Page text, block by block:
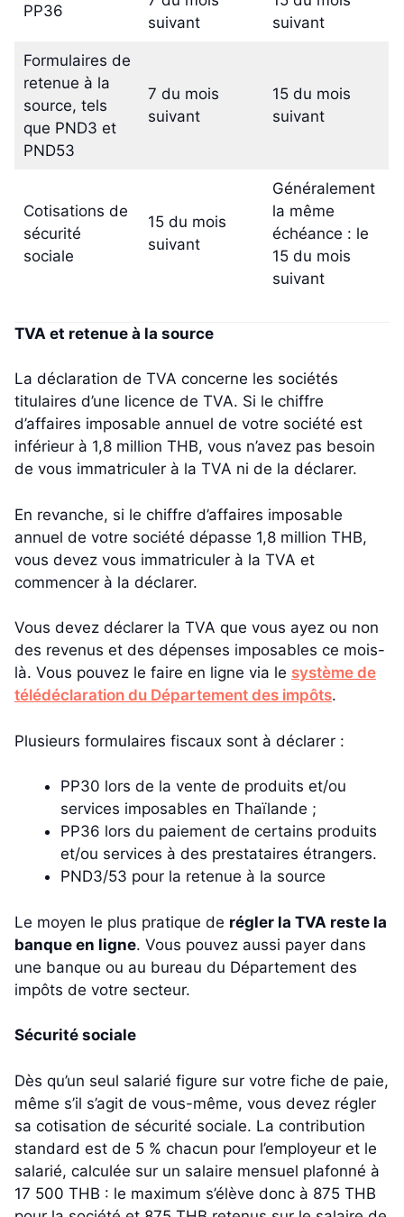
PP36
suivant
suivant
Formulaires de
retenue à la
source, tels
que PND3 et
PND53
7 du mois
suivant
15 du mois
suivant
Cotisations de
sécurité
sociale
15 du mois
suivant
Généralement
la même
échéance : le
15 du mois
suivant
TVA et retenue à la source
La déclaration de TVA concerne les sociétés
titulaires d’une licence de TVA. Si le chiffre
d’affaires imposable annuel de votre société est
inférieur à 1,8 million THB, vous n’avez pas besoin
de vous immatriculer à la TVA ni de la déclarer.
En revanche, si le chiffre d’affaires imposable
annuel de votre société dépasse 1,8 million THB,
vous devez vous immatriculer à la TVA et
commencer à la déclarer.
Vous devez déclarer la TVA que vous ayez ou non
des revenus et des dépenses imposables ce mois-
là. Vous pouvez le faire en ligne via le système de
télédéclaration du Département des impôts.
Plusieurs formulaires fiscaux sont à déclarer :
PP30 lors de la vente de produits et/ou
services imposables en Thaïlande ;
PP36 lors du paiement de certains produits
et/ou services à des prestataires étrangers.
PND3/53 pour la retenue à la source
Le moyen le plus pratique de régler la TVA reste la
banque en ligne. Vous pouvez aussi payer dans
une banque ou au bureau du Département des
impôts de votre secteur.
Sécurité sociale
Dès qu’un seul salarié figure sur votre fiche de paie,
même s’il s’agit de vous-même, vous devez régler
sa cotisation de sécurité sociale. La contribution
standard est de 5 % chacun pour l’employeur et le
salarié, calculée sur un salaire mensuel plafonné à
17 500 THB : le maximum s’élève donc à 875 THB